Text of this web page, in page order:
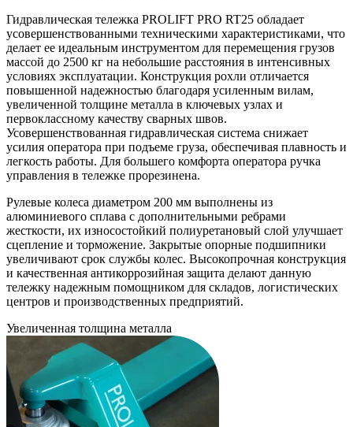
Гидравлическая тележка PROLIFT PRO RT25 обладает
усовершенствованными техническими характеристиками, что
делает ее идеальным инструментом для перемещения грузов
массой до 2500 кг на небольшие расстояния в интенсивных
условиях эксплуатации. Конструкция рохли отличается
повышенной надежностью благодаря усиленным вилам,
увеличенной толщине металла в ключевых узлах и
первоклассному качеству сварных швов.
Усовершенствованная гидравлическая система снижает
усилия оператора при подъеме груза, обеспечивая плавность и
легкость работы. Для большего комфорта оператора ручка
управления в тележке прорезинена.
Рулевые колеса диаметром 200 мм выполнены из
алюминиевого сплава с дополнительными ребрами
жесткости, их износостойкий полиуретановый слой улучшает
сцепление и торможение. Закрытые опорные подшипники
увеличивают срок службы колес. Высокопрочная конструкция
и качественная антикоррозийная защита делают данную
тележку надежным помощником для складов, логистических
центров и производственных предприятий.
Увеличенная толщина металла